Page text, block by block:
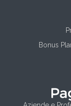
Bonus